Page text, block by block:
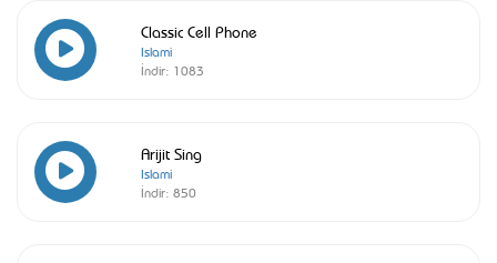
Classic Cell Phone
Islami
İndir: 1083
Arijit Sing
Islami
İndir: 850